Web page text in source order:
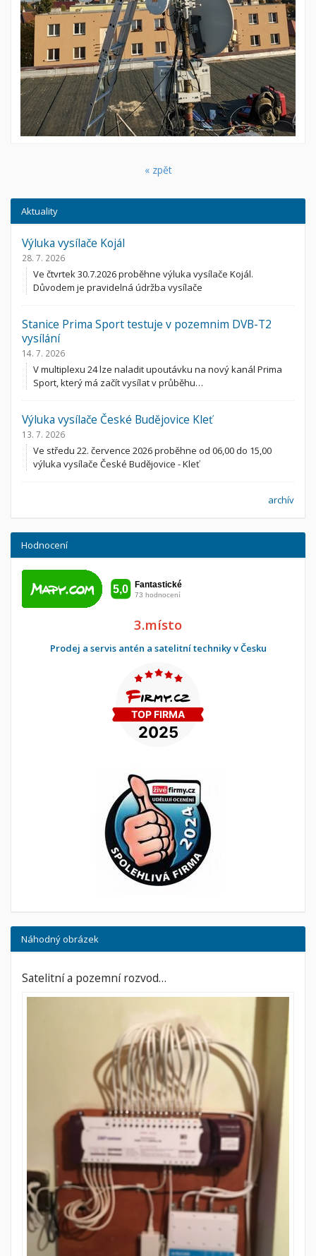
« zpět
Aktuality
Výluka vysílače Kojál
28. 7. 2026
Ve čtvrtek 30.7.2026 proběhne výluka vysílače Kojál.
Důvodem je pravidelná údržba vysílače
Stanice Prima Sport testuje v pozemnim DVB-T2
vysílání
14. 7. 2026
V multiplexu 24 lze naladit upoutávku na nový kanál Prima
Sport, který má začít vysílat v průběhu…
Výluka vysílače České Budějovice Kleť
13. 7. 2026
Ve středu 22. července 2026 proběhne od 06,00 do 15,00
výluka vysílače České Budějovice - Kleť
archív
Hodnocení
3.místo
Prodej a servis antén a satelitní techniky v Česku
Náhodný obrázek
Satelitní a pozemní rozvod…